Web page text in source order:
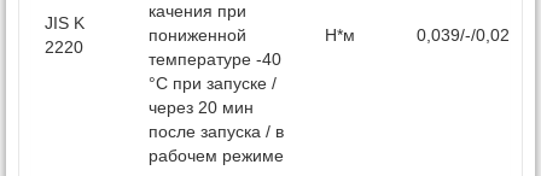
JIS K
2220
качения при
пониженной
температуре -40
°С при запуске /
через 20 мин
после запуска / в
рабочем режиме
H*м 0,039/-/0,02